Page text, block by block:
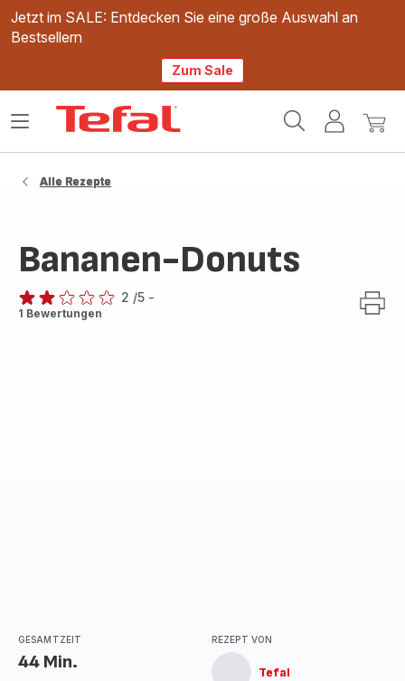
Jetzt im SALE: Entdecken Sie eine große Auswahl an
Bestsellern
Zum Sale
Mein
Mein
Das
Alle Rezepte
Bananen-Donuts
Bewertung
2 /5 -
1 Bewertungen
GESAMTZEIT
44 Min.
REZEPT VON
Tefal